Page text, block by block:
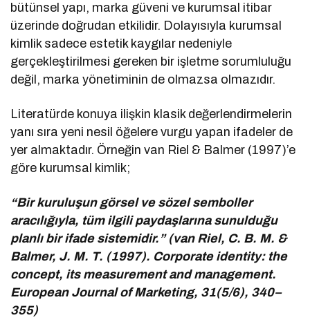
bütünsel yapı, marka güveni ve kurumsal itibar
üzerinde doğrudan etkilidir. Dolayısıyla kurumsal
kimlik sadece estetik kaygılar nedeniyle
gerçekleştirilmesi gereken bir işletme sorumluluğu
değil, marka yönetiminin de olmazsa olmazıdır.
Literatürde konuya ilişkin klasik değerlendirmelerin
yanı sıra yeni nesil öğelere vurgu yapan ifadeler de
yer almaktadır. Örneğin van Riel & Balmer (1997)’e
göre kurumsal kimlik;
“Bir kuruluşun görsel ve sözel semboller
aracılığıyla, tüm ilgili paydaşlarına sunulduğu
planlı bir ifade sistemidir.” (van Riel, C. B. M. &
Balmer, J. M. T. (1997). Corporate identity: the
concept, its measurement and management.
European Journal of Marketing, 31(5/6), 340–
355)